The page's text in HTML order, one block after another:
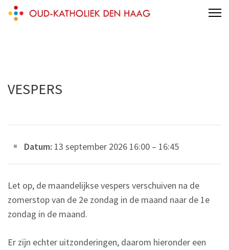
SkipOud-katholieke parochie van de H.H.
VESPERS
Datum: 13 september 2026 16:00 – 16:45
Let op, de maandelijkse vespers verschuiven na de
zomerstop van de 2e zondag in de maand naar de 1e
zondag in de maand.
Er zijn echter uitzonderingen, daarom hieronder een